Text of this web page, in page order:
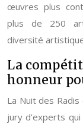
œuvres plus
plus de 250
diversité
La
honneur
La Nuit des
jury d’experts qui